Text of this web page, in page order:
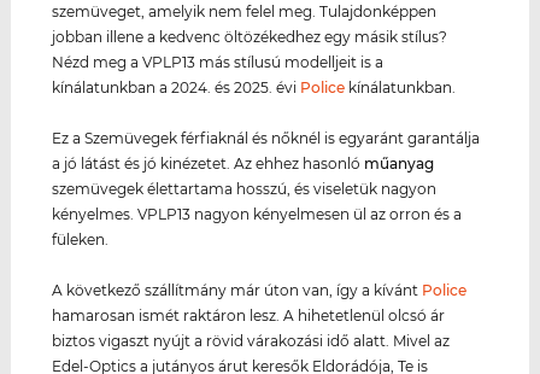
szemüveget, amelyik nem felel meg. Tulajdonképpen
jobban illene a kedvenc öltözékedhez egy másik stílus?
Nézd meg a VPLP13 más stílusú modelljeit is a
kínálatunkban a 2024. és 2025. évi Police kínálatunkban.
Ez a Szemüvegek férfiaknál és nőknél is egyaránt garantálja
a jó látást és jó kinézetet. Az ehhez hasonló műanyag
szemüvegek élettartama hosszú, és viseletük nagyon
kényelmes. VPLP13 nagyon kényelmesen ül az orron és a
füleken.
A következő szállítmány már úton van, így a kívánt Police
hamarosan ismét raktáron lesz. A hihetetlenül olcsó ár
biztos vigaszt nyújt a rövid várakozási idő alatt. Mivel az
Edel-Optics a jutányos árut keresők Eldorádója, Te is